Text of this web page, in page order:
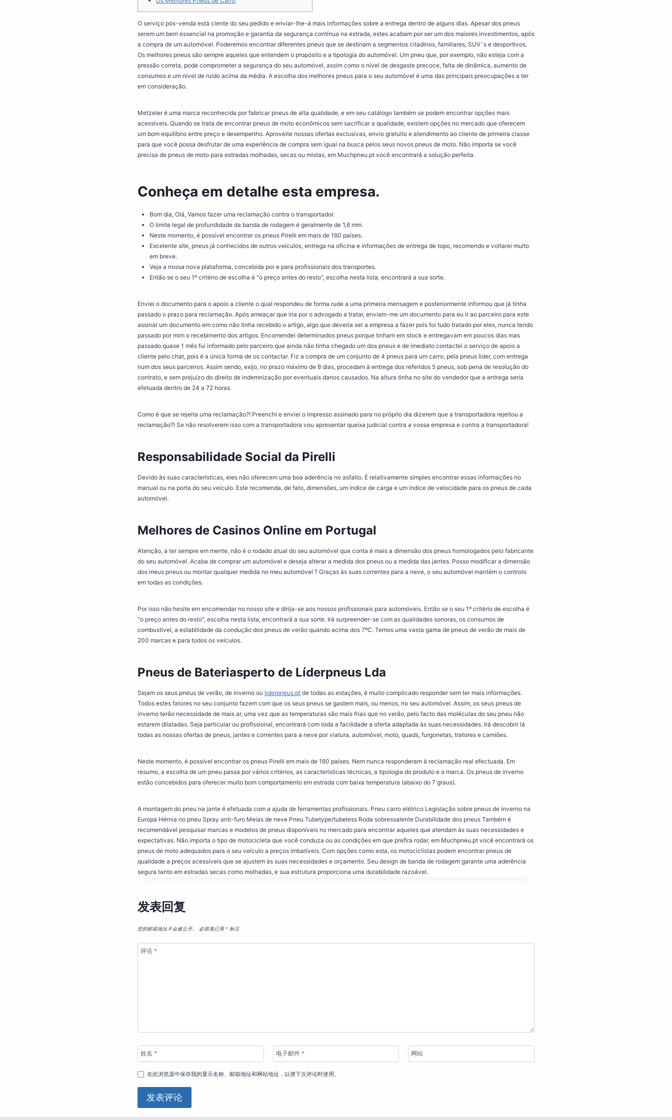
O serviço pós-venda está ciente do seu pedido e enviar-lhe-á mais informações sobre a entrega dentro de alguns dias. Apesar dos pneus
serem um bem essencial na promoção e garantia da segurança contínua na estrada, estes acabam por ser um dos maiores investimentos, após
a compra de um automóvel. Poderemos encontrar diferentes pneus que se destinam a segmentos citadinos, familiares, SUV´s e desportivos.
Os melhores pneus são sempre aqueles que entendem o propósito e a tipologia do automóvel. Um pneu que, por exemplo, não esteja com a
pressão correta, pode comprometer a segurança do seu automóvel, assim como o nível de desgaste precoce, falta de dinâmica, aumento de
consumos e um nível de ruído acima da média. A escolha dos melhores pneus para o seu automóvel é uma das principais preocupações a ter
em consideração.
Metzeler é uma marca reconhecida por fabricar pneus de alta qualidade, e em seu catálogo também se podem encontrar opções mais
acessíveis. Quando se trata de encontrar pneus de moto econômicos sem sacrificar a qualidade, existem opções no mercado que oferecem
um bom equilíbrio entre preço e desempenho. Aproveite nossas ofertas exclusivas, envio gratuito e atendimento ao cliente de primeira classe
para que você possa desfrutar de uma experiência de compra sem igual na busca pelos seus novos pneus de moto. Não importa se você
precisa de pneus de moto para estradas molhadas, secas ou mistas, em Muchpneu.pt você encontrará a solução perfeita.
Conheça em detalhe esta empresa.
Bom dia, Olá, Vamos fazer uma reclamação contra o transportador.
O limite legal de profundidade da banda de rodagem é geralmente de 1,6 mm.
Neste momento, é possível encontrar os pneus Pirelli em mais de 160 países.
Excelente site, pneus já conhecidos de outros veículos, entrega na oficina e informações de entrega de topo, recomendo e voltarei muito
em breve.
Veja a nossa nova plataforma, concebida por e para profissionais dos transportes.
Então se o seu 1º critério de escolha é "o preço antes do resto", escolha nesta lista, encontrará a sua sorte.
Enviei o documento para o apoio a cliente o qual respondeu de forma rude a uma primeira mensagem e posteriormente informou que já tinha
passado o prazo para reclamação. Após ameaçar que iria por o advogado a tratar, enviam-me um documento para eu ir ao parceiro para este
assinar um documento em como não tinha recebido o artigo, algo que deveria ser a empresa a fazer pois foi tudo tratado por eles, nunca tendo
passado por mim o recebimento dos artigos. Encomendei determinados pneus porque tinham em stock e entregavam em poucos dias mas
passado quase 1 mês fui informado pelo parceiro que ainda não tinha chegado um dos pneus e de imediato contactei o serviço de apoio a
cliente pelo chat, pois é a única forma de os contactar. Fiz a compra de um conjunto de 4 pneus para um carro, pela pneus lider, com entrega
num dos seus parceiros. Assim sendo, exijo, no prazo máximo de 8 dias, procedam à entrega dos referidos 5 pneus, sob pena de resolução do
contrato, e sem prejuízo do direito de indemnização por eventuais danos causados. Na altura tinha no site do vendedor que a entrega seria
efetuada dentro de 24 a 72 horas.
Como é que se rejeita uma reclamação?! Preenchi e enviei o impresso assinado para no próprio dia dizerem que a transportadora rejeitou a
reclamação?! Se não resolverem isso com a transportadora vou apresentar queixa judicial contra a vossa empresa e contra a transportadora!
Responsabilidade Social da Pirelli
Devido às suas características, eles não oferecem uma boa aderência no asfalto. É relativamente simples encontrar essas informações no
manual ou na porta do seu veículo. Este recomenda, de fato, dimensões, um índice de carga e um índice de velocidade para os pneus de cada
automóvel.
Melhores de Casinos Online em Portugal
Atenção, a ter sempre em mente, não é o rodado atual do seu automóvel que conta é mais a dimensão dos pneus homologados pelo fabricante
do seu automóvel. Acaba de comprar um automóvel e deseja alterar a medida dos pneus ou a medida das jantes. Posso modificar a dimensão
dos meus pneus ou montar qualquer medida no meu automóvel ? Graças às suas correntes para a neve, o seu automóvel mantém o controlo
em todas as condições.
Por isso não hesite em encomendar no nosso site e dirija-se aos nossos profissionais para automóveis. Então se o seu 1º critério de escolha é
"o preço antes do resto", escolha nesta lista, encontrará a sua sorte. Irá surpreender-se com as qualidades sonoras, os consumos de
combustível, a estabilidade da condução dos pneus de verão quando acima dos 7ºC. Temos uma vasta gama de pneus de verão de mais de
200 marcas e para todos os veículos.
Pneus de Bateriasperto de Líderpneus Lda
Sejam os seus pneus de verão, de inverno ou liderpneus.pt de todas as estações, é muito complicado responder sem ter mais informações.
Todos estes fatores no seu conjunto fazem com que os seus pneus se gastem mais, ou menos, no seu automóvel. Assim, os seus pneus de
inverno terão necessidade de mais ar, uma vez que as temperaturas são mais frias que no verão, pelo facto das moléculas do seu pneu não
estarem dilatadas. Seja particular ou profissional, encontrará com toda a facilidade a oferta adaptada às suas necessidades. Irá descobrir lá
todas as nossas ofertas de pneus, jantes e correntes para a neve por viatura, automóvel, moto, quads, furgonetas, tratores e camiões.
Neste momento, é possível encontrar os pneus Pirelli em mais de 160 países. Nem nunca responderam à reclamação real efectuada. Em
resumo, a escolha de um pneu passa por vários critérios, as características técnicas, a tipologia do produto e a marca. Os pneus de inverno
estão concebidos para oferecer muito bom comportamento em estrada com baixa temperatura (abaixo do 7 graus).
A montagem do pneu na jante é efetuada com a ajuda de ferramentas profissionais. Pneu carro elétrico Legislação sobre pneus de inverno na
Europa Hérnia no pneu Spray anti-furo Meias de neve Pneu Tubetype/tubeless Roda sobressalente Durabilidade dos pneus Também é
recomendável pesquisar marcas e modelos de pneus disponíveis no mercado para encontrar aqueles que atendam às suas necessidades e
expectativas. Não importa o tipo de motocicleta que você conduza ou as condições em que prefira rodar, em Muchpneu.pt você encontrará os
pneus de moto adequados para o seu veículo a preços imbatíveis. Com opções como esta, os motociclistas podem encontrar pneus de
qualidade a preços acessíveis que se ajustem às suas necessidades e orçamento. Seu design de banda de rodagem garante uma aderência
segura tanto em estradas secas como molhadas, e sua estrutura proporciona uma durabilidade razoável.
发表回复
您的邮箱地址不会被公开。 必填项已用 * 标注
评论 *
姓名 * 电子邮件 * 网站
在此浏览器中保存我的显示名称、邮箱地址和网站地址，以便下次评论时使用。